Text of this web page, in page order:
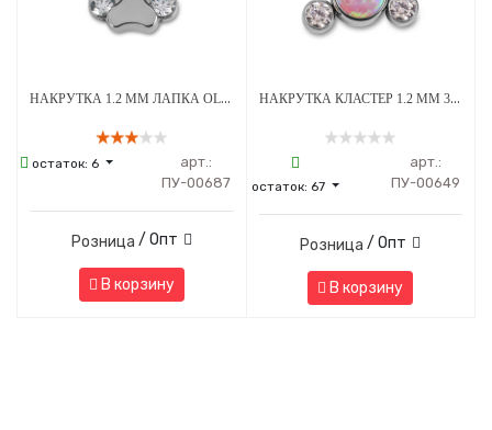
НАКРУТКА 1.2 ММ ЛАПКА OLIVE CRYSTAL ТИТАН
остаток:6
арт.:
ПУ-00687
Розница / Опт
В корзину
НАКРУТКА КЛАСТЕР 1.2 ММ 3К SWAROVSKI CLEAR ОПАЛ OP-08 ТИТАН
остаток:67
арт.:
ПУ-00649
Розница / Опт
В корзину